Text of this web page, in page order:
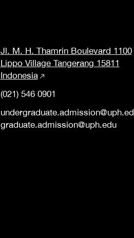
Jl. M. H. Thamrin Boulevard 1100
Lippo Village Tangerang 15811
Indonesia
(021) 546 0901
graduate.admission@uph.edu